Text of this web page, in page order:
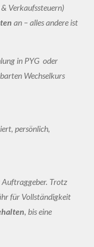
Verkaufssteuern)
an – alles andere ist
in PYG oder
Wechselkurs
persönlich,
Trotz
für Vollständigkeit
, bis eine